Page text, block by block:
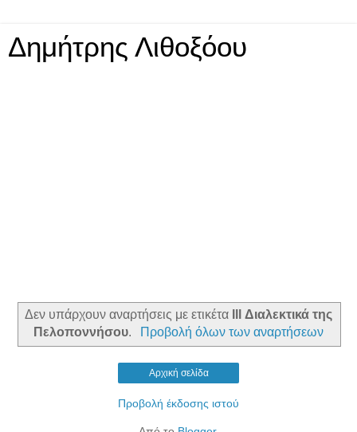
Δημήτρης Λιθοξόου
Δεν υπάρχουν αναρτήσεις με ετικέτα
lll Διαλεκτικά της
Πελοποννήσου. Προβολή όλων των αναρτήσεων
Αρχική σελίδα
Προβολή έκδοσης ιστού